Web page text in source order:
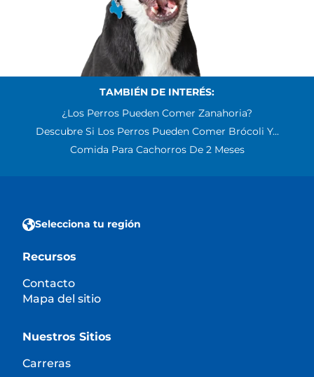
TAMBIÉN DE INTERÉS:
¿Los Perros Pueden Comer Zanahoria?
Descubre Si Los Perros Pueden Comer Brócoli Y...
Comida Para Cachorros De 2 Meses
Selecciona tu región
Recursos
Contacto
Mapa del sitio
Nuestros Sitios
Carreras